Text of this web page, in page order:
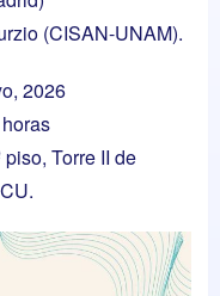
(CISAN-UNAM).
2026
Torre II de